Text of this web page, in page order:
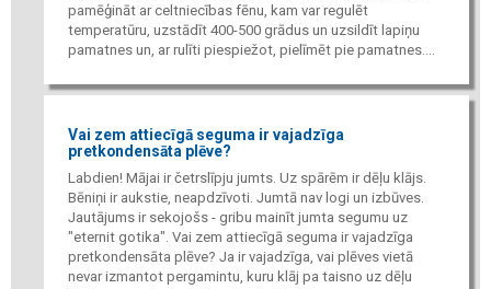
pamēģināt ar celtniecības fēnu, kam var regulēt
temperatūru, uzstādīt 400-500 grādus un uzsildīt lapiņu
pamatnes un, ar rulīti piespiežot, pielīmēt pie pamatnes....
Vai zem attiecīgā seguma ir vajadzīga
pretkondensāta plēve?
Labdien! Mājai ir četrslīpju jumts. Uz spārēm ir dēļu klājs.
Bēniņi ir aukstie, neapdzīvoti. Jumtā nav logi un izbūves.
Jautājums ir sekojošs - gribu mainīt jumta segumu uz
"eternit gotika". Vai zem attiecīgā seguma ir vajadzīga
pretkondensāta plēve? Ja ir vajadzīga, vai plēves vietā
nevar izmantot pergamintu, kuru klāj pa taisno uz dēļu